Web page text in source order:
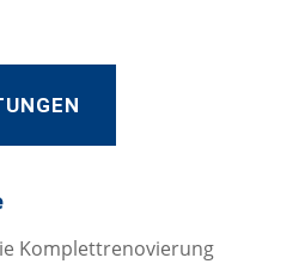
Komplettrenovierung